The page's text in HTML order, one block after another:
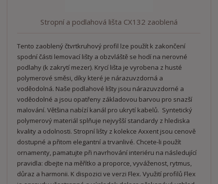
Stropní a podlahová lišta CX132 zaoblená
Tento zaoblený čtvrtkruhový profil lze použít k zakončení
spodní části lemovací lišty a obzvláště se hodí na nerovné
podlahy (k zakrytí mezer). Krycí lišta je vyrobena z husté
polymerové směsi, díky které je nárazuvzdorná a
voděodolná. Naše podlahové lišty jsou nárazuvzdorné a
voděodolné a jsou opatřeny základovou barvou pro snazší
malování. Většina nabízí kanál pro ukrytí kabelů. Syntetický
polymerový materiál splňuje nejvyšší standardy z hlediska
kvality a odolnosti. Stropní lišty z kolekce Axxent jsou cenově
dostupné a přitom elegantní a trvanlivé. Chcete-li použít
ornamenty, pamatujte při navrhování interiéru na následující
pravidla: dbejte na měřítko a proporce, vyváženost, rytmus,
důraz a harmonii. K dispozici ve verzi Flex. Využití profilů Flex